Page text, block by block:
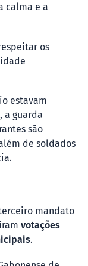
calma e a
os
estavam
a guarda
são
de soldados
mandato
votações
.